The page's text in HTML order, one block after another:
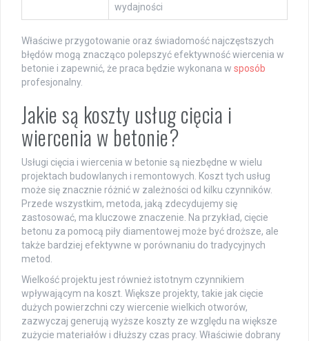
wydajności
Właściwe przygotowanie oraz świadomość najczęstszych
błędów mogą znacząco polepszyć efektywność wiercenia w
betonie i zapewnić, że praca będzie wykonana w sposób
profesjonalny.
Jakie są koszty usług cięcia i
wiercenia w betonie?
Usługi cięcia i wiercenia w betonie są niezbędne w wielu
projektach budowlanych i remontowych. Koszt tych usług
może się znacznie różnić w zależności od kilku czynników.
Przede wszystkim, metoda, jaką zdecydujemy się
zastosować, ma kluczowe znaczenie. Na przykład, cięcie
betonu za pomocą piły diamentowej może być droższe, ale
także bardziej efektywne w porównaniu do tradycyjnych
metod.
Wielkość projektu jest również istotnym czynnikiem
wpływającym na koszt. Większe projekty, takie jak cięcie
dużych powierzchni czy wiercenie wielkich otworów,
zazwyczaj generują wyższe koszty ze względu na większe
zużycie materiałów i dłuższy czas pracy. Właściwie dobrany